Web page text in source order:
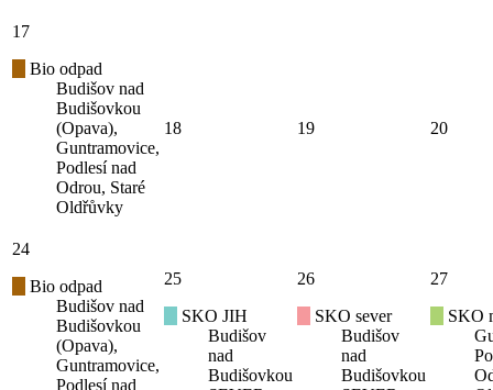
17
Bio odpad
Budišov nad
Budišovkou
(Opava),
Guntramovice,
Podlesí nad
Odrou, Staré
Oldřůvky
18 19 20
24
Bio odpad
Budišov nad
Budišovkou
(Opava),
Guntramovice,
Podlesí nad
25
SKO JIH
Budišov
nad
Budišovkou
26
SKO sever
Budišov
nad
Budišovkou
27
SKO